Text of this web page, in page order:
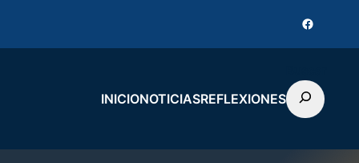
INICIONOTICIASREFLEXIONES